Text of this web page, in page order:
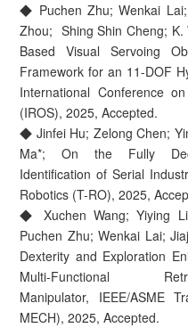
◆ Puchen Zhu; Wenkai
Zhou; Shing Shin Cheng; K.
Based Visual Servoing
Framework for an 11-DOF
International Conference
(IROS), 2025, Accepted.
◆ Jinfei Hu; Zelong Chen;
Ma*; On the Fully
Identification of Serial
Robotics (T-RO), 2025,
◆ Xuchen Wang; Yiying
Puchen Zhu; Wenkai Lai;
Dexterity and Exploration
Multi-Functional
Manipulator, IEEE/ASME
MECH), 2025, Accepted.